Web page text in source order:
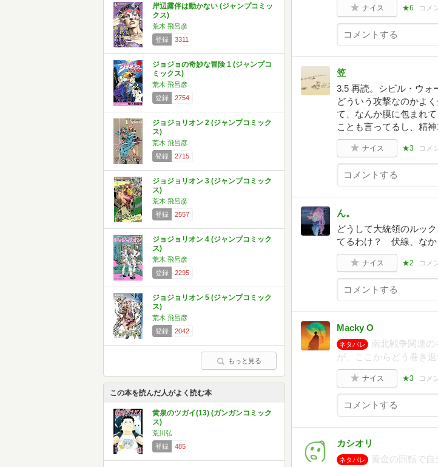
岸辺露伴は動かない (ジャンプコミッ
クス)
荒木 飛呂彦
登録
3311
ジョジョの奇妙な冒険 1 (ジャンプコ
ミックス)
荒木 飛呂彦
登録
2754
ジョジョリオン 2 (ジャンプコミック
ス)
荒木 飛呂彦
登録
2715
ジョジョリオン 3 (ジャンプコミック
ス)
荒木 飛呂彦
登録
2557
ジョジョリオン 4 (ジャンプコミック
ス)
荒木 飛呂彦
登録
2295
ジョジョリオン 5 (ジャンプコミック
ス)
荒木 飛呂彦
登録
2042
もっと見る
この本を読んだ人がよく読む本
黄泉のツガイ(13) (ガンガンコミック
ス)
荒川弘
登録
485
ナイス ★6 コメ
笠
3.5 再読。シビル・ウォ
どういう攻撃なのかよ
て、なんか膜に包まれ
ことも言ってるし、精
ナイス ★3 コメ
ん。
どうして大統領のルッ
てるわけ？ 伏線、なか
ナイス ★2 コメ
Macky O
ネタバレ
南北戦争関連
が、ここからどう巻き返
ナイス ★3 コメ
カシオリ
ネタバレ 黄金の回転で